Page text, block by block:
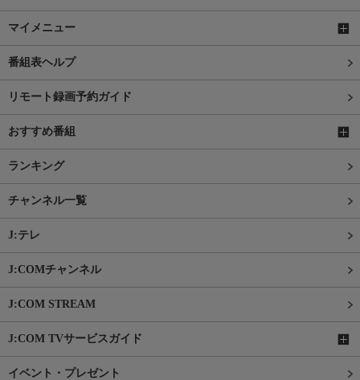
マイメニュー
番組表ヘルプ
リモート録画予約ガイド
おすすめ番組
ランキング
チャンネル一覧
J:テレ
J:COMチャンネル
J:COM STREAM
J:COM TVサービスガイド
イベント・プレゼント